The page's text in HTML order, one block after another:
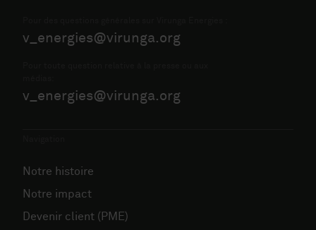
v_energies@virunga.org
v_energies@virunga.org
Notre histoire
Notre impact
Devenir client (PME)